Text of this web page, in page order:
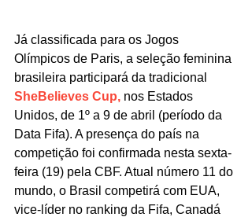
Já classificada para os Jogos
Olímpicos de Paris, a seleção feminina
brasileira participará da tradicional
SheBelieves Cup, nos Estados
Unidos, de 1º a 9 de abril (período da
Data Fifa). A presença do país na
competição foi confirmada nesta sexta-
feira (19) pela CBF. Atual número 11 do
mundo, o Brasil competirá com EUA,
vice-líder no ranking da Fifa, Canadá